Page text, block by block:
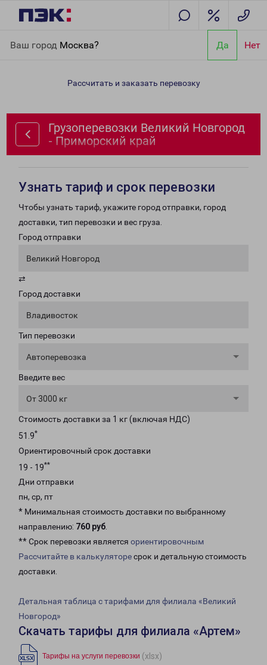
Ваш город Москва? Да Нет
Приморский край
Рассчитать и заказать перевозку
Грузоперевозки Великий Новгород
- Приморский край
Узнать тариф и срок перевозки
Чтобы узнать тариф, укажите город отправки, город
доставки, тип перевозки и вес груза.
Город отправки
Великий Новгород
⇄
Город доставки
Владивосток
Тип перевозки
Автоперевозка
Введите вес
От 3000 кг
Стоимость доставки за 1 кг (включая НДС)
51.9*
Ориентировочный срок доставки
19 - 19**
Дни отправки
пн, ср, пт
* Минимальная стоимость доставки по выбранному
направлению: 760 руб.
** Срок перевозки является ориентировочным
Рассчитайте в калькуляторесрок и детальную стоимость
доставки.
Детальная таблица с тарифами для филиала «Великий
Новгород»
Скачать тарифы для филиала «Артем»
Тарифы на услуги перевозки (xlsx)